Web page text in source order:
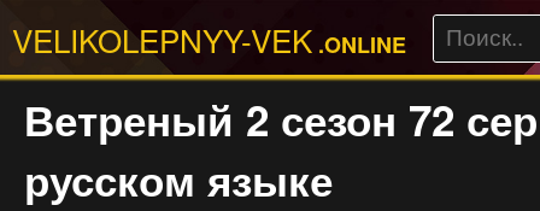
VELIKOLEPNYY-VEK .ONLINE
Ветреный 2 сезон 72
русском языке